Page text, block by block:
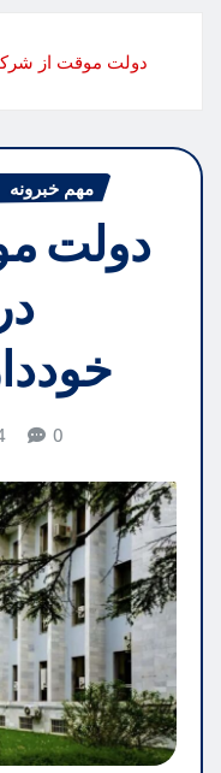
دولت موقت از
مهم خبرونه
دولت
0